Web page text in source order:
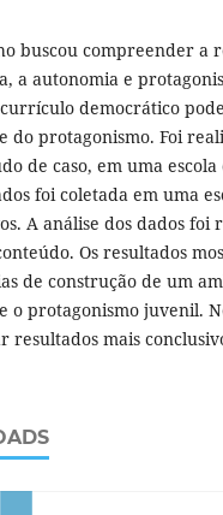
buscou compreender a
a autonomia e
democrático
do protagonismo. Foi
de caso, em uma
foi coletada em uma
A análise dos dados foi
Os resultados
de construção de um
o protagonismo juvenil.
resultados mais